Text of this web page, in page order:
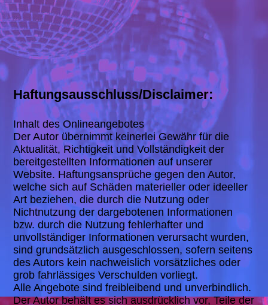
Haftungsausschluss/Disclaimer:
Inhalt des Onlineangebotes
Der Autor übernimmt keinerlei Gewähr für die
Aktualität, Richtigkeit und Vollständigkeit der
bereitgestellten Informationen auf unserer
Website. Haftungsansprüche gegen den Autor,
welche sich auf Schäden materieller oder ideeller
Art beziehen, die durch die Nutzung oder
Nichtnutzung der dargebotenen Informationen
bzw. durch die Nutzung fehlerhafter und
unvollständiger Informationen verursacht wurden,
sind grundsätzlich ausgeschlossen, sofern seitens
des Autors kein nachweislich vorsätzliches oder
grob fahrlässiges Verschulden vorliegt.
Alle Angebote sind freibleibend und unverbindlich.
Der Autor behält es sich ausdrücklich vor, Teile der